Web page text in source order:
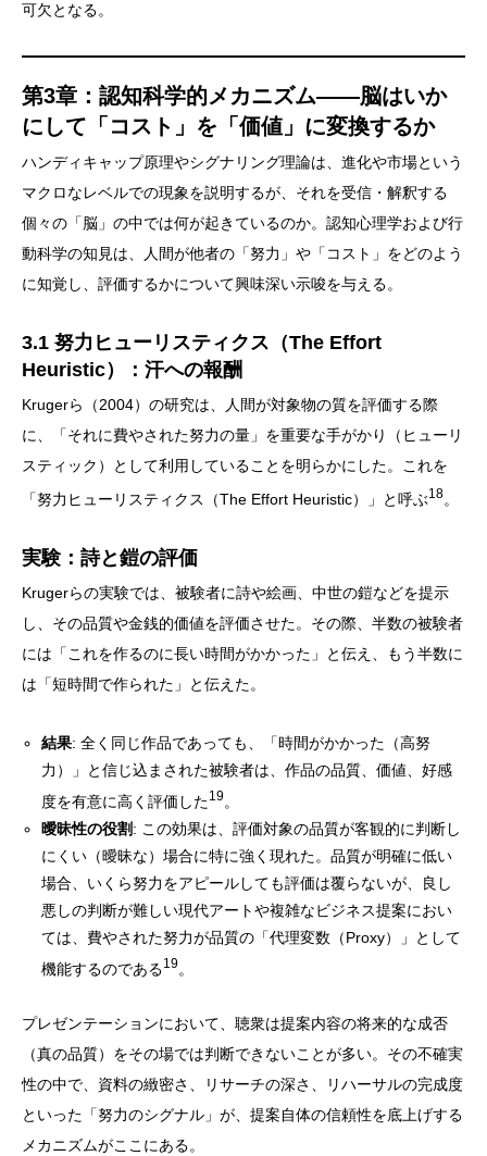
可欠となる。
第3章：認知科学的メカニズム——脳はいか
にして「コスト」を「価値」に変換するか
ハンディキャップ原理やシグナリング理論は、進化や市場という
マクロなレベルでの現象を説明するが、それを受信・解釈する
個々の「脳」の中では何が起きているのか。認知心理学および行
動科学の知見は、人間が他者の「努力」や「コスト」をどのよう
に知覚し、評価するかについて興味深い示唆を与える。
3.1 努力ヒューリスティクス（The Effort
Heuristic）：汗への報酬
Krugerら（2004）の研究は、人間が対象物の質を評価する際
に、「それに費やされた努力の量」を重要な手がかり（ヒューリ
スティック）として利用していることを明らかにした。これを
「努力ヒューリスティクス（The Effort Heuristic）」と呼ぶ18。
実験：詩と鎧の評価
Krugerらの実験では、被験者に詩や絵画、中世の鎧などを提示
し、その品質や金銭的価値を評価させた。その際、半数の被験者
には「これを作るのに長い時間がかかった」と伝え、もう半数に
は「短時間で作られた」と伝えた。
結果: 全く同じ作品であっても、「時間がかかった（高努
力）」と信じ込まされた被験者は、作品の品質、価値、好感
度を有意に高く評価した19。
曖昧性の役割: この効果は、評価対象の品質が客観的に判断し
にくい（曖昧な）場合に特に強く現れた。品質が明確に低い
場合、いくら努力をアピールしても評価は覆らないが、良し
悪しの判断が難しい現代アートや複雑なビジネス提案におい
ては、費やされた努力が品質の「代理変数（Proxy）」として
機能するのである19。
プレゼンテーションにおいて、聴衆は提案内容の将来的な成否
（真の品質）をその場では判断できないことが多い。その不確実
性の中で、資料の緻密さ、リサーチの深さ、リハーサルの完成度
といった「努力のシグナル」が、提案自体の信頼性を底上げする
メカニズムがここにある。